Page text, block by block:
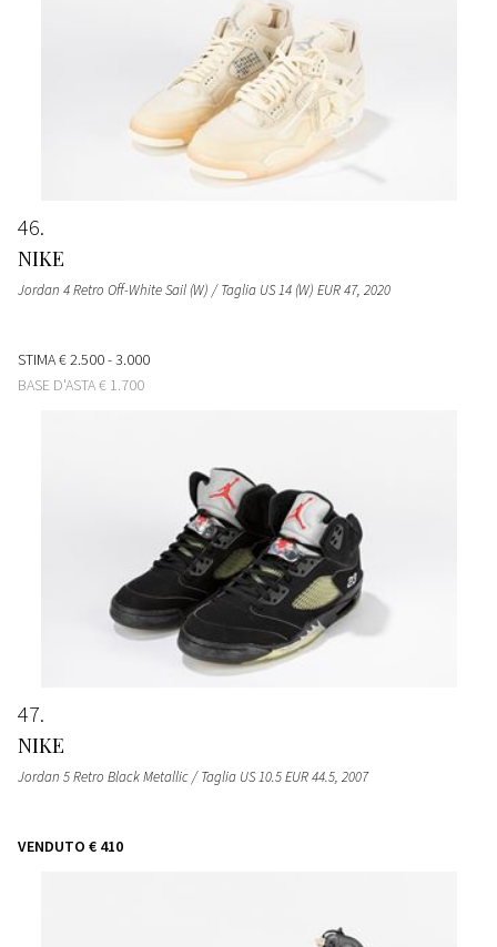
46
NIKE
Jordan 4 Retro Off-White Sail (W) / Taglia US 14 (W) EUR 47, 2020
STIMA€ 2.500 - 3.000
BASE D'ASTA€ 1.700
47
NIKE
Jordan 5 Retro Black Metallic / Taglia US 10.5 EUR 44.5, 2007
VENDUTO € 410